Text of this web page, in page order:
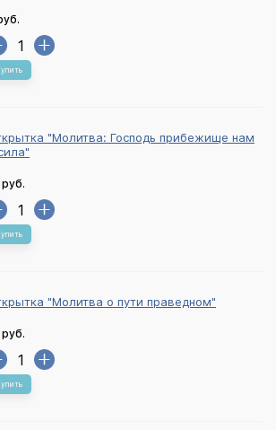
"Молитва: Господь прибежище нам
руб.
"Молитва о пути праведном"
руб.